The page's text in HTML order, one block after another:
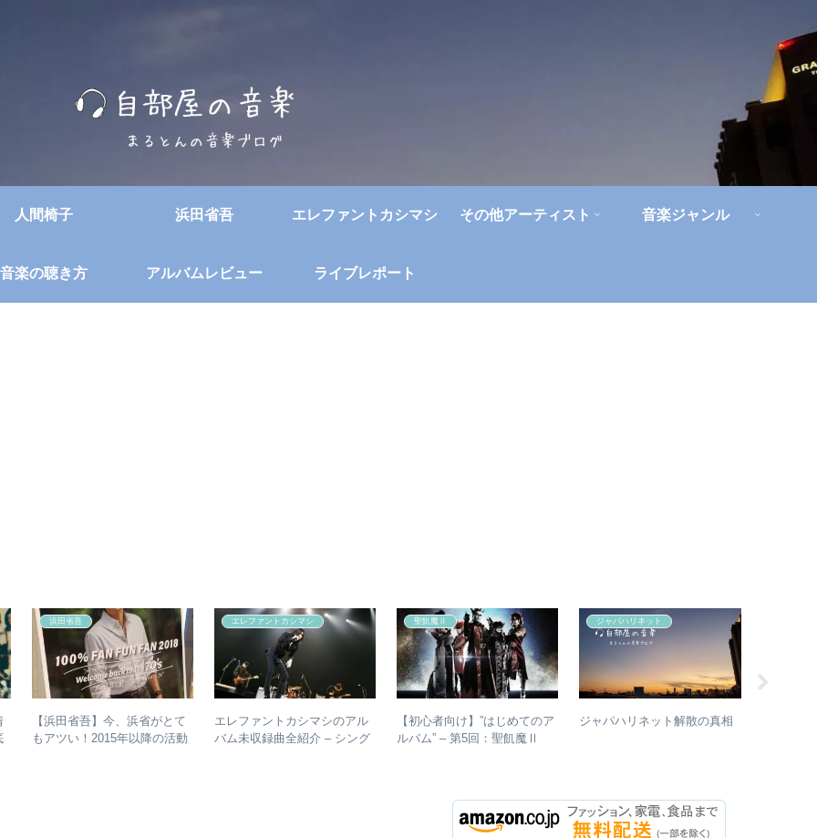
人間椅子 浜田省吾 エレファントカシマシ その他アーティスト 音楽ジャンル
音楽の聴き方 アルバムレビュー ライブレポート
浜田省吾
【浜田省吾】今、浜省がとて
もアツい！2015年以降の活動
エレファントカシマシ
エレファントカシマシのアル
バム未収録曲全紹介 – シング
聖飢魔Ⅱ
【初心者向け】”はじめてのア
ルバム” – 第5回：聖飢魔Ⅱ
ジャパハリネット
ジャパハリネット解散の真相